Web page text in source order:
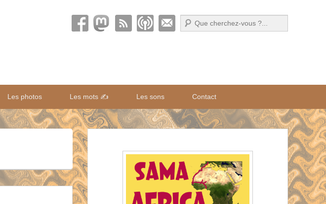
Recherche
Les photos Les mots ✍️ Les sons Contact